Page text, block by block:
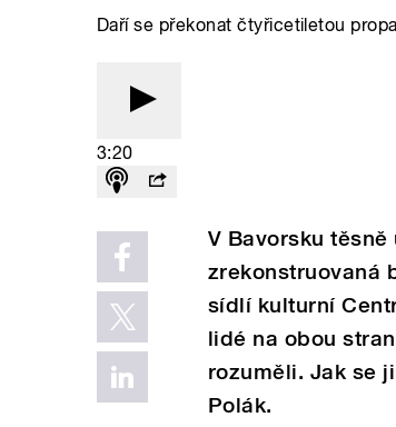
Daří se překonat čtyřicetiletou
3:20
V Bavorsku
zrekonstruovaná
sídlí kulturní
lidé na obou
rozuměli. Jak se
Polák.